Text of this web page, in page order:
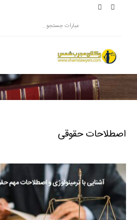
اصطلاحات حقوقی